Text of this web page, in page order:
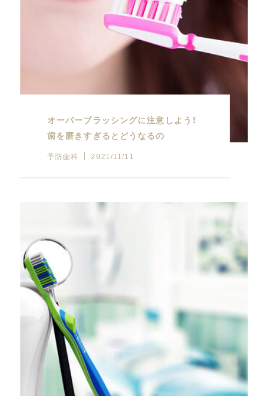
オーバーブラッシングに注意しよう！
歯を磨きすぎるとどうなるの
予防歯科 2021/11/11